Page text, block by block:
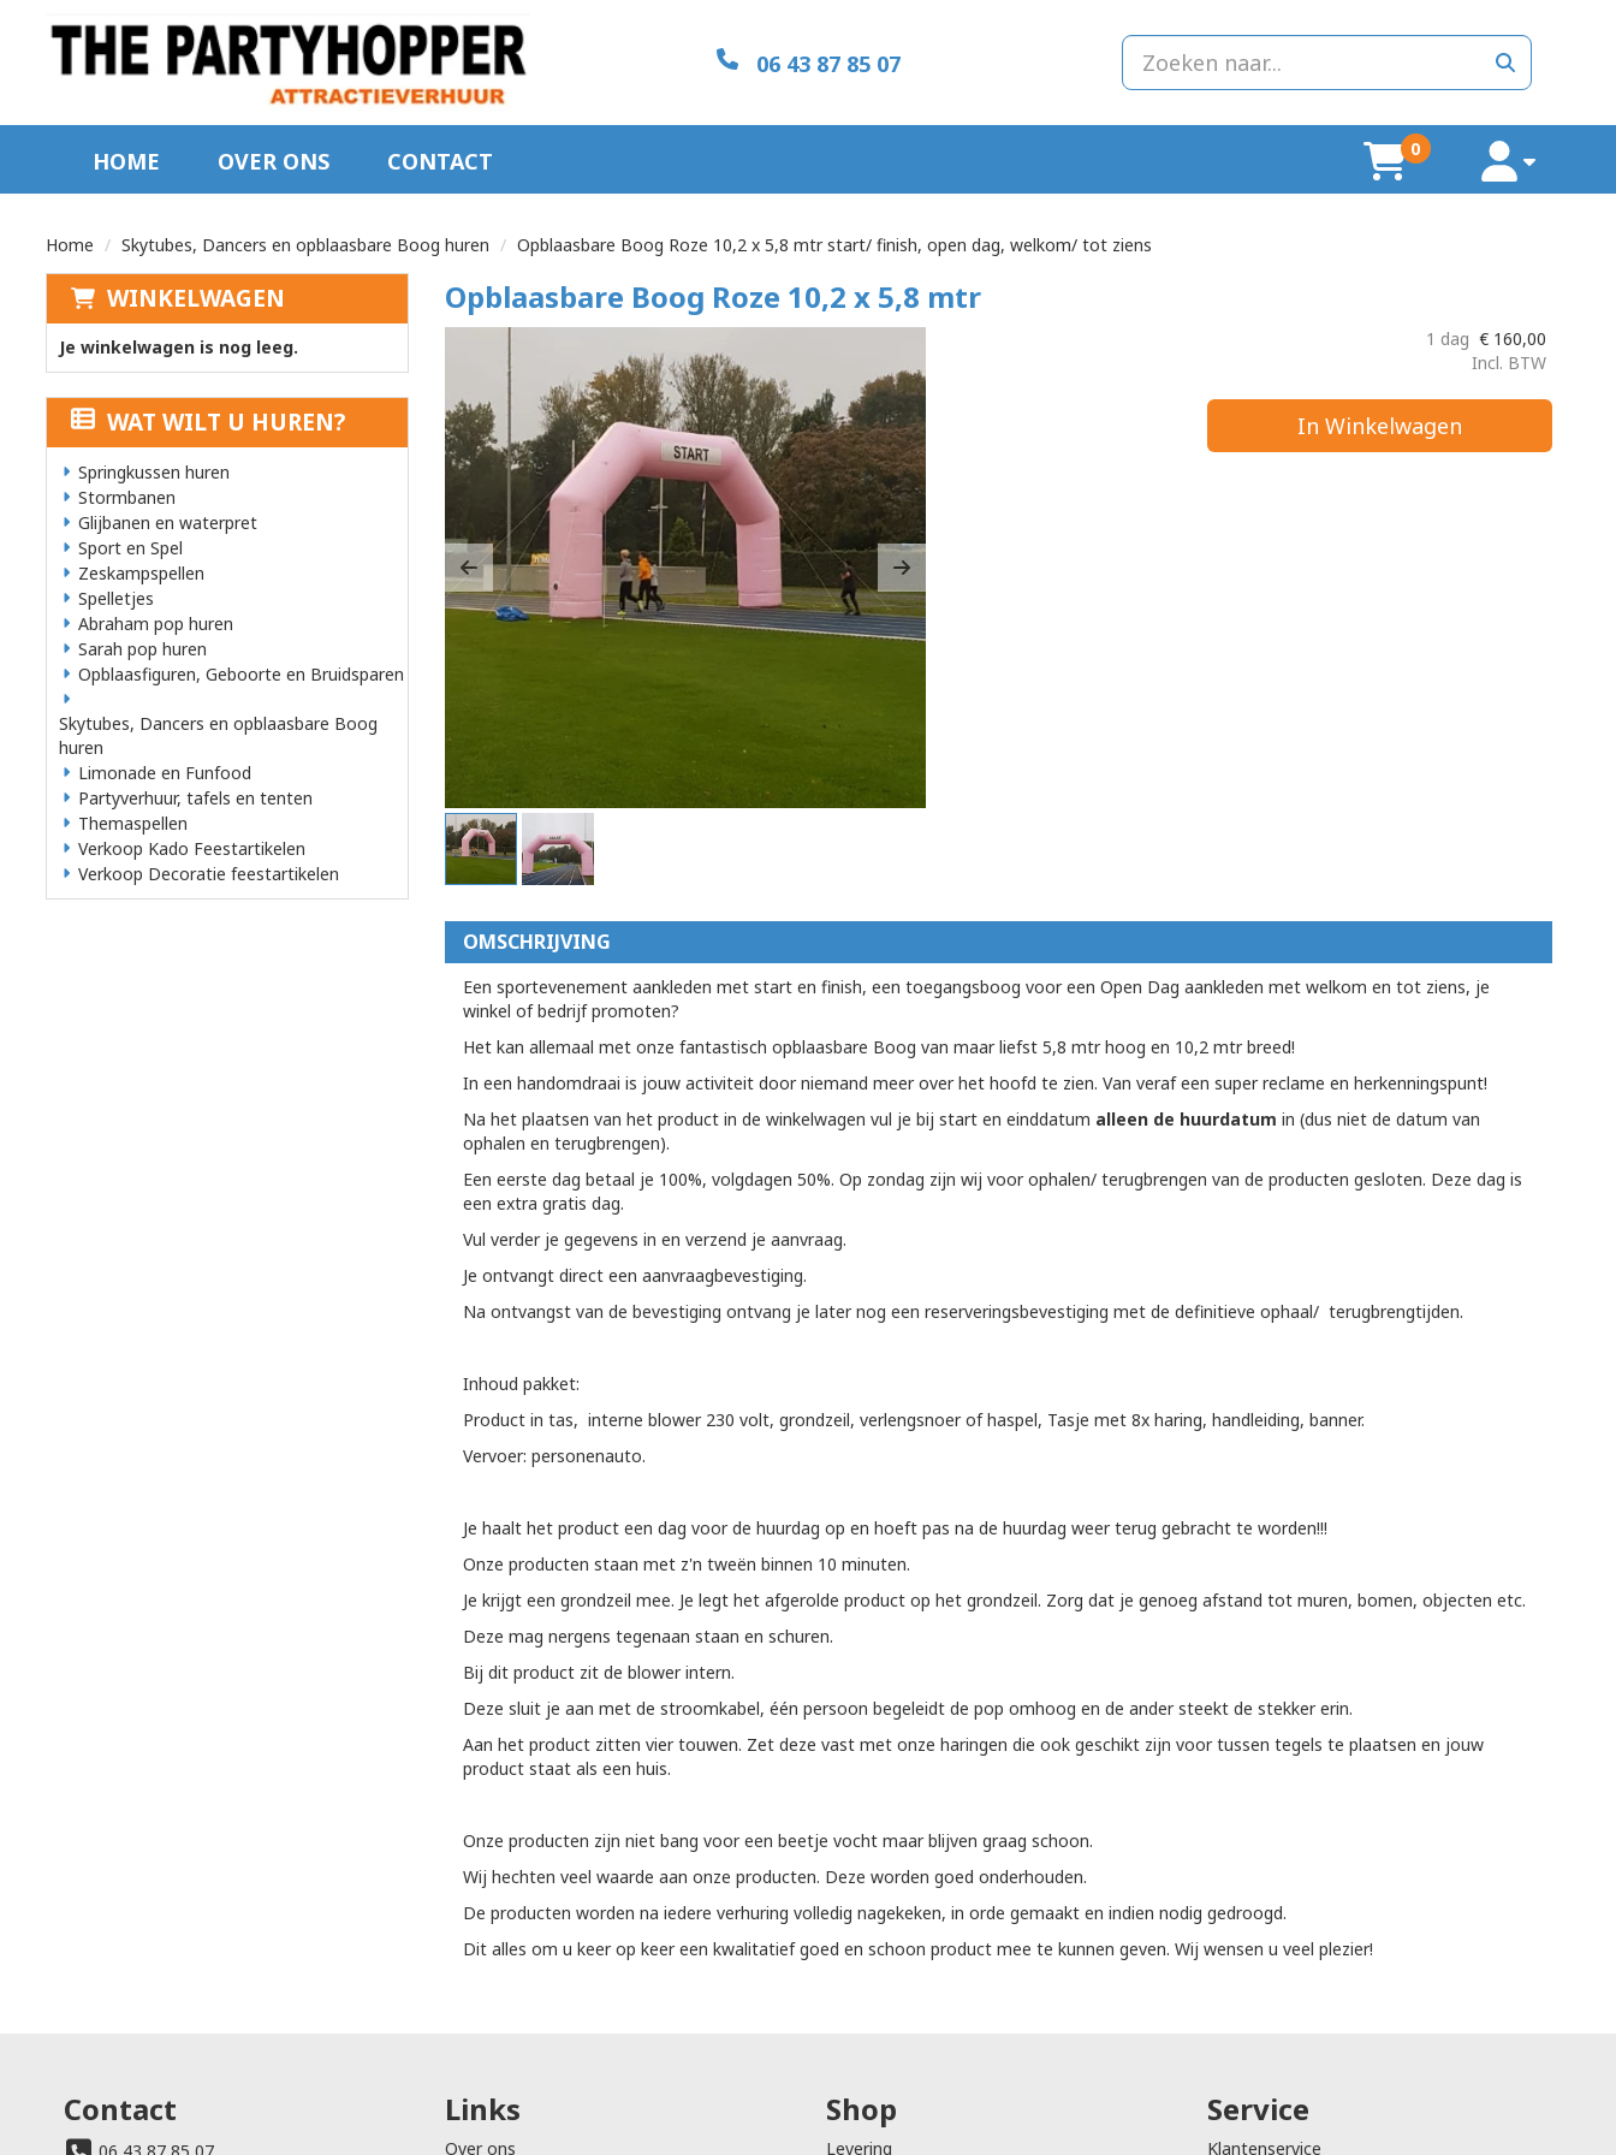
06 43 87 85 07 zoeken
HOME OVER ONS CONTACT winkelwagen
0
account
×sluiten
Home
Over
Contact
zoeken
Home Skytubes, Dancers en opblaasbare Boog huren Opblaasbare Boog Roze 10,2 x 5,8 mtr start/ finish, open dag, welkom/ tot ziens
WINKELWAGEN
Je winkelwagen is nog leeg.
WAT WILT U HUREN?
Springkussen huren
Stormbanen
Glijbanen en waterpret
Sport en Spel
Zeskampspellen
Spelletjes
Abraham pop huren
Sarah pop huren
Opblaasfiguren, Geboorte en Bruidsparen
Skytubes, Dancers en opblaasbare Boog
huren
Limonade en Funfood
Partyverhuur, tafels en tenten
Themaspellen
Verkoop Kado Feestartikelen
Verkoop Decoratie feestartikelen
Opblaasbare Boog Roze 10,2 x 5,8 mtr
Previous Next
1 dag € 160,00
Incl. BTW
In Winkelwagen
OMSCHRIJVING
Een sportevenement aankleden met start en finish, een toegangsboog voor een Open Dag aankleden met welkom en tot ziens, je
winkel of bedrijf promoten?
Het kan allemaal met onze fantastisch opblaasbare Boog van maar liefst 5,8 mtr hoog en 10,2 mtr breed!
In een handomdraai is jouw activiteit door niemand meer over het hoofd te zien. Van veraf een super reclame en herkenningspunt!
Na het plaatsen van het product in de winkelwagen vul je bij start en einddatum alleen de huurdatum in (dus niet de datum van
ophalen en terugbrengen).
Een eerste dag betaal je 100%, volgdagen 50%. Op zondag zijn wij voor ophalen/ terugbrengen van de producten gesloten. Deze dag is
een extra gratis dag.
Vul verder je gegevens in en verzend je aanvraag.
Je ontvangt direct een aanvraagbevestiging.
Na ontvangst van de bevestiging ontvang je later nog een reserveringsbevestiging met de definitieve ophaal/ terugbrengtijden.
Inhoud pakket:
Product in tas, interne blower 230 volt, grondzeil, verlengsnoer of haspel, Tasje met 8x haring, handleiding, banner.
Vervoer: personenauto.
Je haalt het product een dag voor de huurdag op en hoeft pas na de huurdag weer terug gebracht te worden!!!
Onze producten staan met z'n tweën binnen 10 minuten.
Je krijgt een grondzeil mee. Je legt het afgerolde product op het grondzeil. Zorg dat je genoeg afstand tot muren, bomen, objecten etc.
Deze mag nergens tegenaan staan en schuren.
Bij dit product zit de blower intern.
Deze sluit je aan met de stroomkabel, één persoon begeleidt de pop omhoog en de ander steekt de stekker erin.
Aan het product zitten vier touwen. Zet deze vast met onze haringen die ook geschikt zijn voor tussen tegels te plaatsen en jouw
product staat als een huis.
Onze producten zijn niet bang voor een beetje vocht maar blijven graag schoon.
Wij hechten veel waarde aan onze producten. Deze worden goed onderhouden.
De producten worden na iedere verhuring volledig nagekeken, in orde gemaakt en indien nodig gedroogd.
Dit alles om u keer op keer een kwalitatief goed en schoon product mee te kunnen geven. Wij wensen u veel plezier!
Contact
06 43 87 85 07
Links
Over ons
Shop
Levering
Service
Klantenservice